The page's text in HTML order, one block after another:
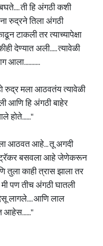
ती हि अंगठी कशी
रुद्रने तिला अंगठी
टाकली तर त्याच्यापेक्षा
देण्यात अली..... त्यावेळी
आला...........
रुद्र मला आठवतंय त्यावेळी
आणि हि अंगठी बाहेर
होते......"
आठवत आहे... तू अगदी
ट्रॅकर बसवला आहे जेणेकरून
काही त्रास झाला तर
पण तीच अंगठी घातली
लागले.... आणि लाल